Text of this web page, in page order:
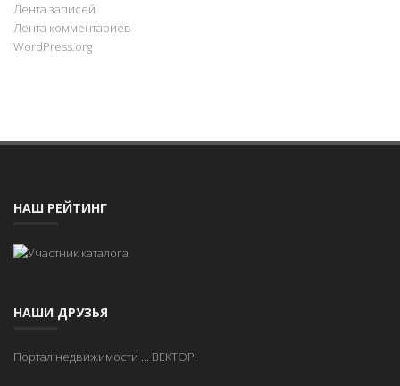
Лента записей
Лента комментариев
WordPress.org
НАШ РЕЙТИНГ
НАШИ ДРУЗЬЯ
Портал недвижимости ... ВЕКТОР!